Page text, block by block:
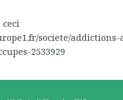
societe/
2533929